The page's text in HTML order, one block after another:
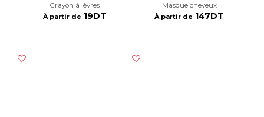
Crayon à lèvres
À partir de 19DT
Masque cheveux
À partir de 147DT